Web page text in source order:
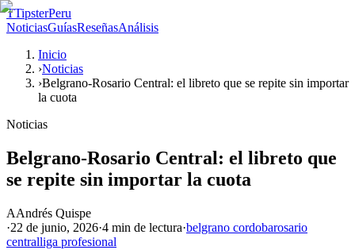
TTipsterPeru
NoticiasGuíasReseñasAnálisis
Inicio
›Noticias
›Belgrano-Rosario Central: el libreto que se repite sin importar
la cuota
Noticias
Belgrano-Rosario Central: el libreto que
se repite sin importar la cuota
AAndrés Quispe
·22 de junio, 2026·4 min de lectura·belgrano cordobarosario
centralliga profesional